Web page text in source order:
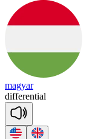
magyar
differential